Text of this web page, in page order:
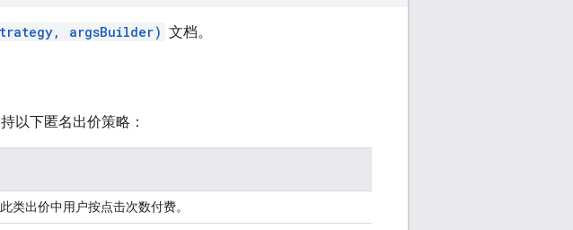
argsBuilder) 文档。
以下匿名出价策略：
类出价中用户按点击次数付费。